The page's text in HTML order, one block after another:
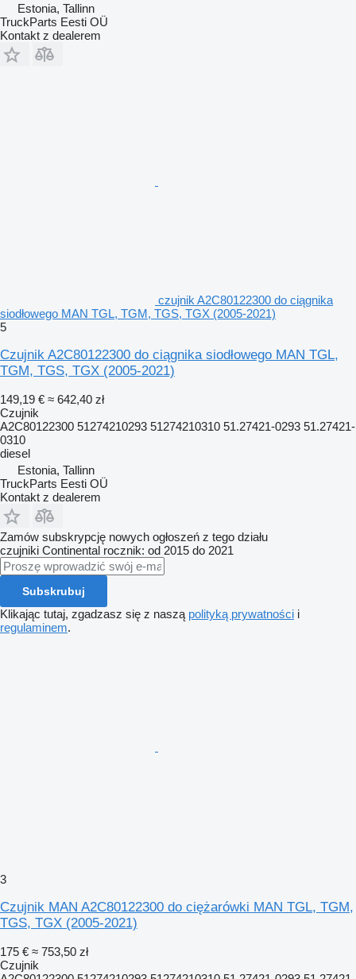
Estonia, Tallinn
TruckParts Eesti OÜ
Kontakt z dealerem
czujnik A2C80122300 do ciągnika
siodłowego MAN TGL, TGM, TGS, TGX (2005-2021)
5
Czujnik A2C80122300 do ciągnika siodłowego MAN TGL,
TGM, TGS, TGX (2005-2021)
149,19 € ≈ 642,40 zł
Czujnik
A2C80122300 51274210293 51274210310 51.27421-0293 51.27421-
0310
diesel
Estonia, Tallinn
TruckParts Eesti OÜ
Kontakt z dealerem
Zamów subskrypcję nowych ogłoszeń z tego działu
czujniki Continental rocznik: od 2015 do 2021
Subskrubuj
Klikając tutaj, zgadzasz się z naszą polityką prywatności i
regulaminem.
3
Czujnik MAN A2C80122300 do ciężarówki MAN TGL, TGM,
TGS, TGX (2005-2021)
175 € ≈ 753,50 zł
Czujnik